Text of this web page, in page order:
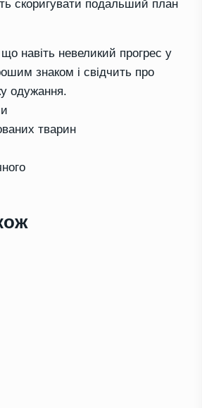
скоригувати подальший план
навіть невеликий прогрес у
знаком і свідчить про
одужання.
тварин